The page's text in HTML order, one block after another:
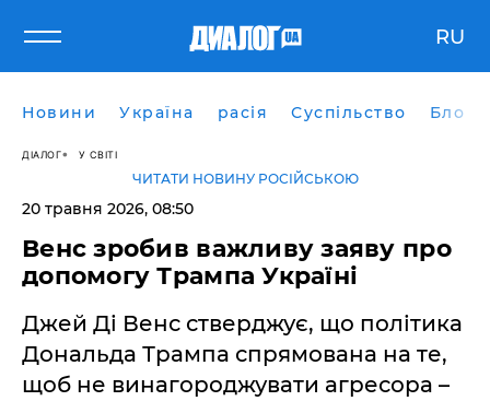
RU
Новини Україна расія Суспільство Блоги
ДІАЛОГ У СВІТІ
ЧИТАТИ НОВИНУ РОСІЙСЬКОЮ
20 травня 2026, 08:50
Венс зробив важливу заяву про
допомогу Трампа Україні
Джей Ді Венс стверджує, що політика
Дональда Трампа спрямована на те,
щоб не винагороджувати агресора –